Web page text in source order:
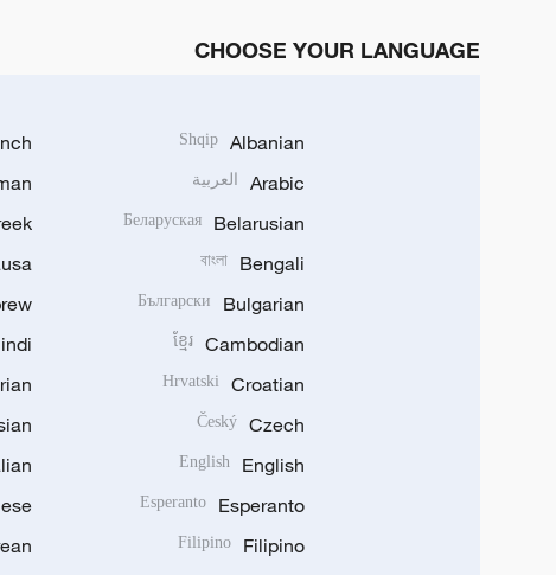
CHOOSE YOUR LANGUAGE
Albanian
Shqip
Arabic العربية
Belarusian
Беларуская
Bengali
বাংলা
Bulgarian
Български
Cambodian
ខ្មែរ
Croatian
Hrvatski
Czech
Český
English
English
Esperanto
Esperanto
Filipino
Filipino